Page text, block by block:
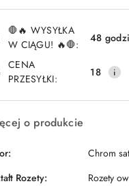
🛑🔥 WYSYŁKA
W CIĄGU! 🔥🛑:
48
CENA
PRZESYŁKI:
18
o produkcie
Chrom
Rozety:
Rozety